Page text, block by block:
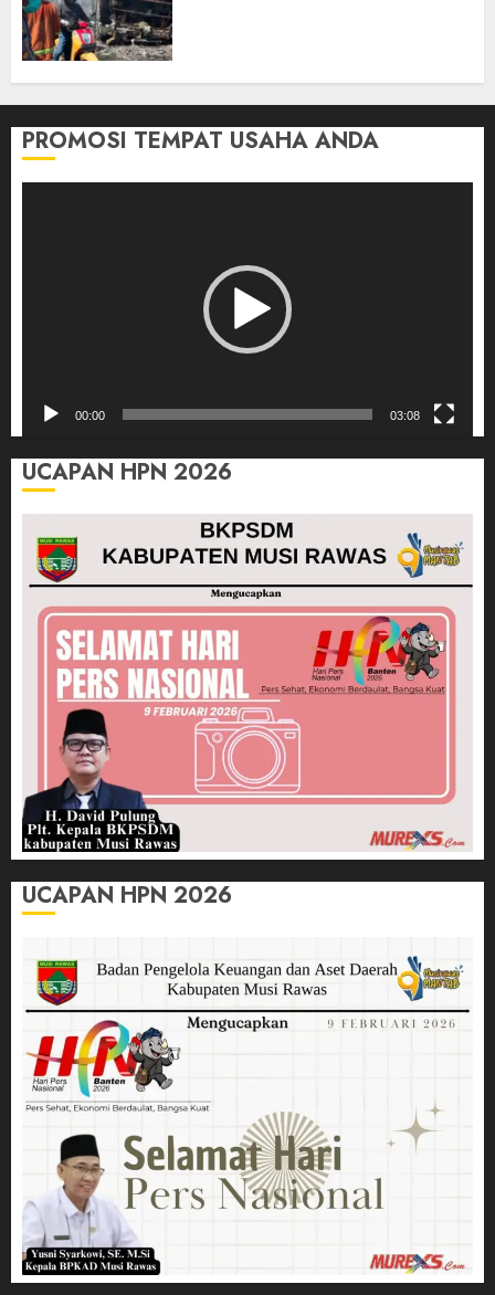
03/08/2026 0
PROMOSI TEMPAT USAHA ANDA
00:00 03:08
UCAPAN HPN 2026
UCAPAN HPN 2026